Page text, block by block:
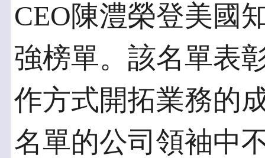
CEO陳澧榮登美國
強榜單。該名單表
作方式開拓業務的
名單的公司領袖中